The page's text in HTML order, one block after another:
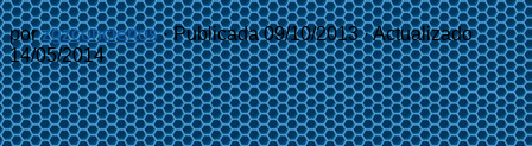
porzgzconciertos · Publicada09/10/2013· Actualizado
14/05/2014